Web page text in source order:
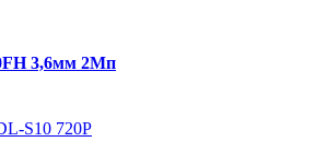
3,6мм 2Мп